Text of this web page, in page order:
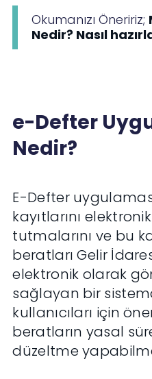
Okumanızı Öneririz;
Nedir? Nasıl
e-Defter
Nedir?
E-Defter
kayıtlarını
tutmalarını ve bu
beratları Gelir
elektronik olarak
sağlayan bir
kullanıcıları için
beratların yasal
düzeltme